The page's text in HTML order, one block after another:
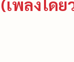
พลงโดย